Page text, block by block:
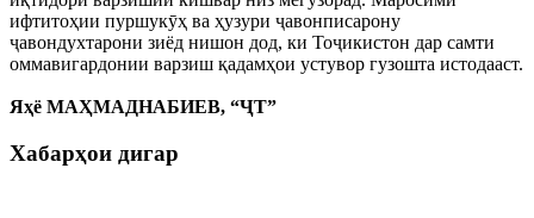
ифтитоҳии пуршукӯҳ ва ҳузури ҷавонписарону
ҷавондухтарони зиёд нишон дод, ки Тоҷикистон дар самти
оммавигардонии варзиш қадамҳои устувор гузошта истодааст.
Яҳё МАҲМАДНАБИЕВ, “ҶТ”
Хабарҳои дигар